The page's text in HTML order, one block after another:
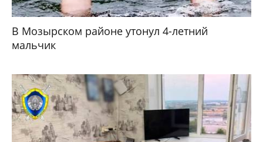
В Мозырском районе утонул 4-летний
мальчик